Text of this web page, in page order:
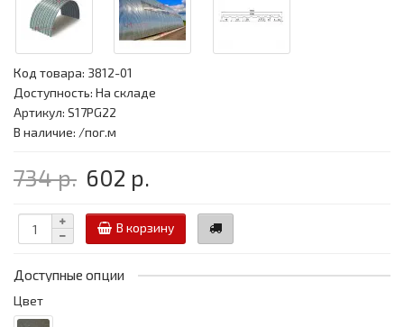
Код товара: 3812-01
Доступность: На складе
Артикул: S17PG22
В наличие: /пог.м
734 р. 602 р.
В корзину
Доступные опции
Цвет